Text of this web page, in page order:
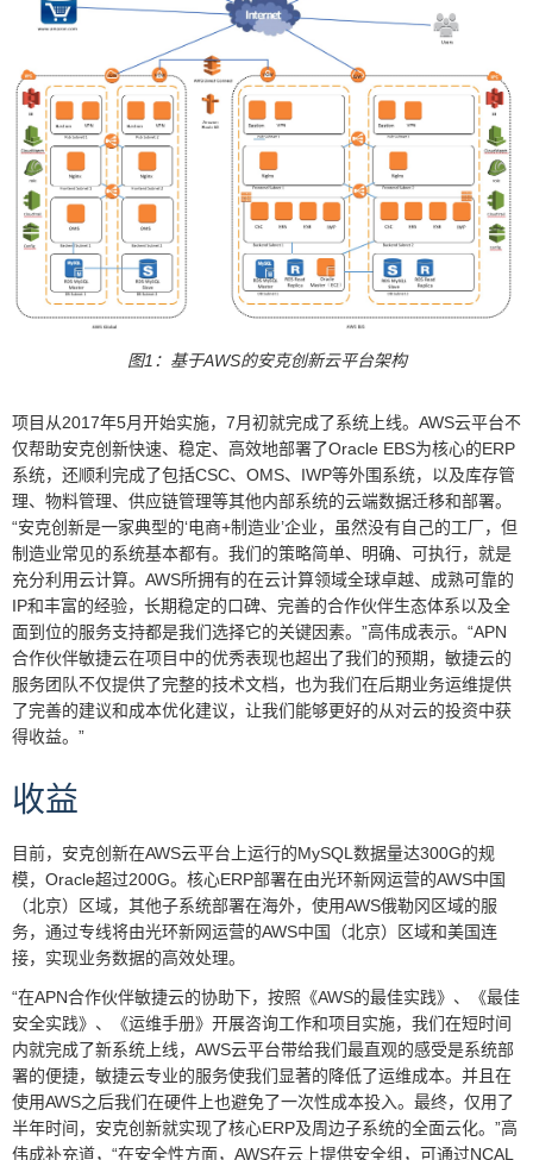
图1：基于AWS的安克创新云平台架构
项目从2017年5月开始实施，7月初就完成了系统上线。AWS云平台不
仅帮助安克创新快速、稳定、高效地部署了Oracle EBS为核心的ERP
系统，还顺利完成了包括CSC、OMS、IWP等外围系统，以及库存管
理、物料管理、供应链管理等其他内部系统的云端数据迁移和部署。
“安克创新是一家典型的‘电商+制造业’企业，虽然没有自己的工厂，但
制造业常见的系统基本都有。我们的策略简单、明确、可执行，就是
充分利用云计算。AWS所拥有的在云计算领域全球卓越、成熟可靠的
IP和丰富的经验，长期稳定的口碑、完善的合作伙伴生态体系以及全
面到位的服务支持都是我们选择它的关键因素。”高伟成表示。“APN
合作伙伴敏捷云在项目中的优秀表现也超出了我们的预期，敏捷云的
服务团队不仅提供了完整的技术文档，也为我们在后期业务运维提供
了完善的建议和成本优化建议，让我们能够更好的从对云的投资中获
得收益。”
收益
目前，安克创新在AWS云平台上运行的MySQL数据量达300G的规
模，Oracle超过200G。核心ERP部署在由光环新网运营的AWS中国
（北京）区域，其他子系统部署在海外，使用AWS俄勒冈区域的服
务，通过专线将由光环新网运营的AWS中国（北京）区域和美国连
接，实现业务数据的高效处理。
“在APN合作伙伴敏捷云的协助下，按照《AWS的最佳实践》、《最佳
安全实践》、《运维手册》开展咨询工作和项目实施，我们在短时间
内就完成了新系统上线，AWS云平台带给我们最直观的感受是系统部
署的便捷，敏捷云专业的服务使我们显著的降低了运维成本。并且在
使用AWS之后我们在硬件上也避免了一次性成本投入。最终，仅用了
半年时间，安克创新就实现了核心ERP及周边子系统的全面云化。”高
伟成补充道，“在安全性方面，AWS在云上提供安全组，可通过NCAL